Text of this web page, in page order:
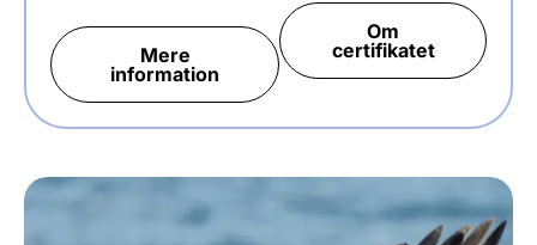
Mere
information
Om
certifikatet